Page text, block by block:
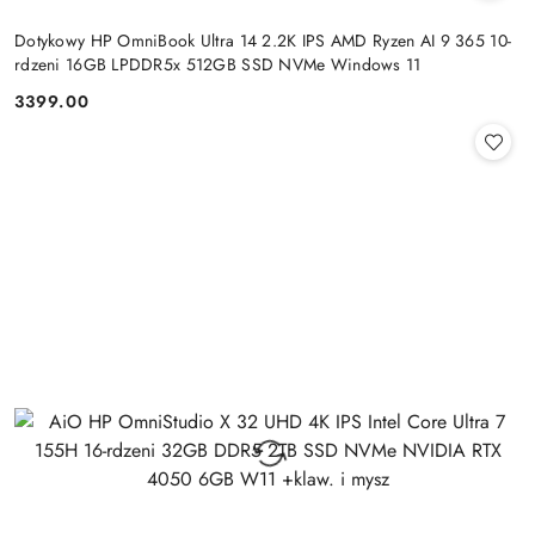
Dotykowy HP OmniBook Ultra 14 2.2K IPS AMD Ryzen AI 9 365 10-
rdzeni 16GB LPDDR5x 512GB SSD NVMe Windows 11
Cena:
3399.00